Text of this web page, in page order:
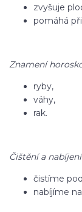
zvyšuje
pomáhá
Znamení
ryby,
váhy,
rak.
Čištění a
čistíme
nabíjíme